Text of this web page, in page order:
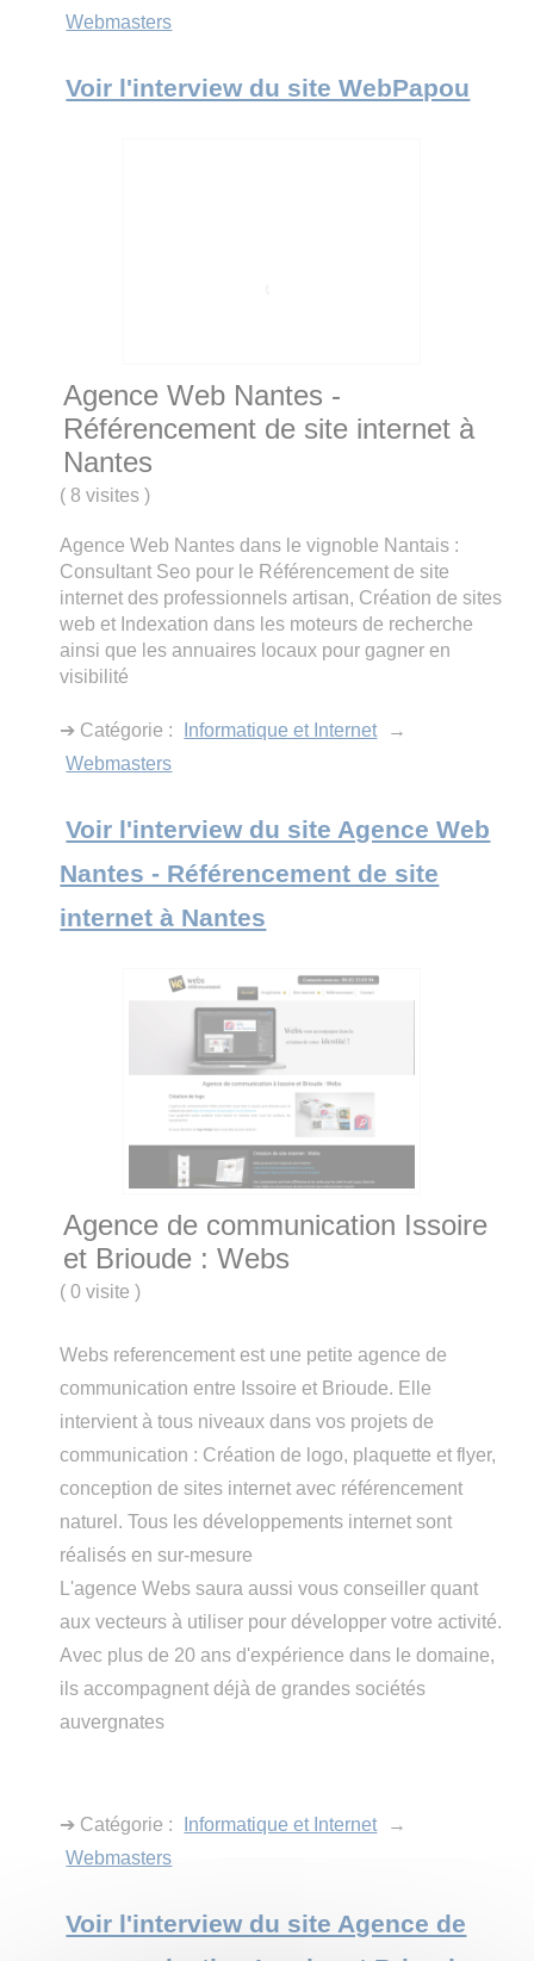
Webmasters
Voir l'interview du site WebPapou
Agence Web Nantes -
Référencement de site internet à
Nantes
( 8 visites)
Agence Web Nantes dans le vignoble Nantais :
Consultant Seo pour le Référencement de site
internet des professionnels artisan, Création de sites
web et Indexation dans les moteurs de recherche
ainsi que les annuaires locaux pour gagner en
visibilité
➔ Catégorie : Informatique et Internet
→
Webmasters
Voir l'interview du site Agence Web
Nantes - Référencement de site
internet à Nantes
Agence de communication Issoire
et Brioude : Webs
( 0 visite)
Webs referencement est une petite agence de
communication entre Issoire et Brioude. Elle
intervient à tous niveaux dans vos projets de
communication : Création de logo, plaquette et flyer,
conception de sites internet avec référencement
naturel. Tous les développements internet sont
réalisés en sur-mesure
L'agence Webs saura aussi vous conseiller quant
aux vecteurs à utiliser pour développer votre activité.
Avec plus de 20 ans d'expérience dans le domaine,
ils accompagnent déjà de grandes sociétés
auvergnates
➔ Catégorie : Informatique et Internet
→
Webmasters
Voir l'interview du site Agence de